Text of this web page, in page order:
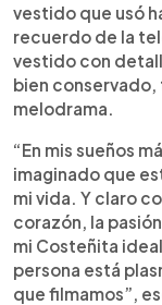
vestido que usó
recuerdo de la
vestido con
bien conservado,
melodrama.
“En mis sueños
imaginado que
mi vida. Y claro
corazón, la
mi Costeñita
persona está
que filmamos”,